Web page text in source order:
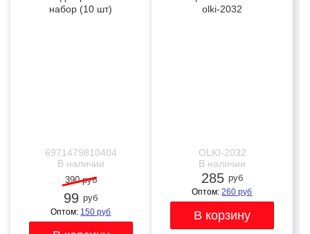
набор (10 шт)
6971479810404
В наличии
390 руб
99 руб
Оптом: 150 руб
olki-2032
OLKI-2032
В наличии
285 руб
Оптом:260 руб